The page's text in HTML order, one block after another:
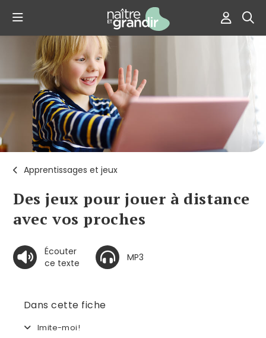
Apprentissages et jeux
Des jeux pour jouer à distance
avec vos proches
Écouter
ce texte
MP3
Dans cette fiche
Imite-moi!